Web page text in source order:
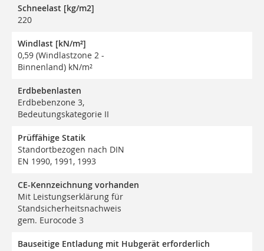
Schneelast [kg/m2]
220
Windlast [kN/m²]
0,59 (Windlastzone 2 -
Binnenland) kN/m²
Erdbebenlasten
Erdbebenzone 3,
Bedeutungskategorie II
Prüffähige Statik
Standortbezogen nach DIN
EN 1990, 1991, 1993
CE-Kennzeichnung vorhanden
Mit Leistungserklärung für
Standsicherheitsnachweis
gem. Eurocode 3
Bauseitige Entladung mit Hubgerät erforderlich